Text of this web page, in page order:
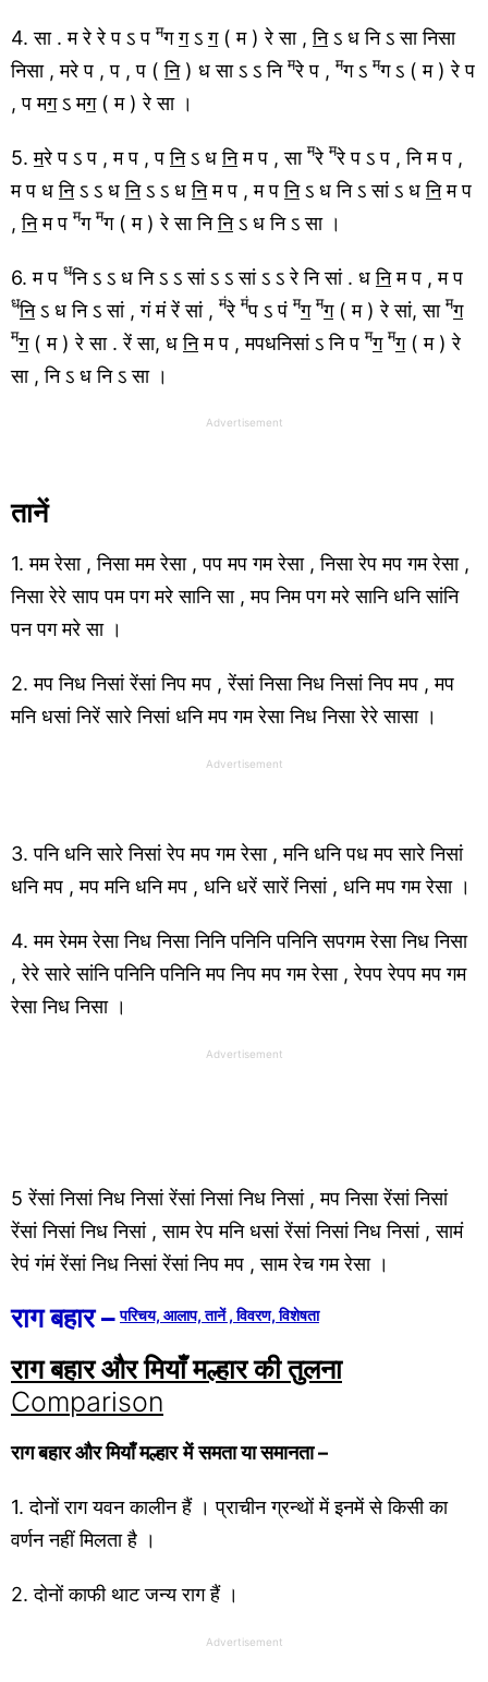
4. सा . म रे रे प ऽ प मगगऽग( म ) रे सा ,निऽ ध नि ऽ सा निसा
निसा , मरे प , प , प (नि) ध सा ऽ ऽ नि मरे प , मग ऽ मग ऽ ( म ) रे प
, प मगऽ मग( म ) रे सा ।
5.मरे प ऽ प , म प , पनिऽ धनिम प , सा मरे मरे प ऽ प , नि म प ,
म प धनिऽ ऽ धनिऽ ऽ धनिम प , म पनिऽ ध नि ऽ सां ऽ धनिम प
,निम प मग मग ( म ) रे सा निनिऽ ध नि ऽ सा ।
6. म प धनि ऽ ऽ ध नि ऽ ऽ सां ऽ ऽ सां ऽ ऽ रे नि सां . धनिम प , म प
धनिऽ ध नि ऽ सां , गं मं रें सां , मंरे मंप ऽ पं मग मग( म ) रे सां, सा मग
मग( म ) रे सा . रें सा, धनिम प , मपधनिसां ऽ नि प मग मग( म ) रे
सा , नि ऽ ध नि ऽ सा ।
Advertisement
तानें
1. मम रेसा , निसा मम रेसा , पप मप गम रेसा , निसा रेप मप गम रेसा ,
निसा रेरे साप पम पग मरे सानि सा , मप निम पग मरे सानि धनि सांनि
पन पग मरे सा ।
2. मप निध निसां रेंसां निप मप , रेंसां निसा निध निसां निप मप , मप
मनि धसां निरें सारे निसां धनि मप गम रेसा निध निसा रेरे सासा ।
Advertisement
3. पनि धनि सारे निसां रेप मप गम रेसा , मनि धनि पध मप सारे निसां
धनि मप , मप मनि धनि मप , धनि धरें सारें निसां , धनि मप गम रेसा ।
4. मम रेमम रेसा निध निसा निनि पनिनि पनिनि सपगम रेसा निध निसा
, रेरे सारे सांनि पनिनि पनिनि मप निप मप गम रेसा , रेपप रेपप मप गम
रेसा निध निसा ।
Advertisement
5 रेंसां निसां निध निसां रेंसां निसां निध निसां , मप निसा रेंसां निसां
रेंसां निसां निध निसां , साम रेप मनि धसां रेंसां निसां निध निसां , सामं
रेपं गंमं रेंसां निध निसां रेंसां निप मप , साम रेच गम रेसा ।
राग बहार – परिचय, आलाप, तानें , विवरण, विशेषता
राग बहार और मियाँ मल्हार की तुलना
Comparison
राग बहार और मियाँ मल्हार में समता या समानता –
1. दोनों राग यवन कालीन हैं । प्राचीन ग्रन्थों में इनमें से किसी का
वर्णन नहीं मिलता है ।
2. दोनों काफी थाट जन्य राग हैं ।
Advertisement